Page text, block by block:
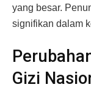
yang besar.
signifikan dalam
Gizi